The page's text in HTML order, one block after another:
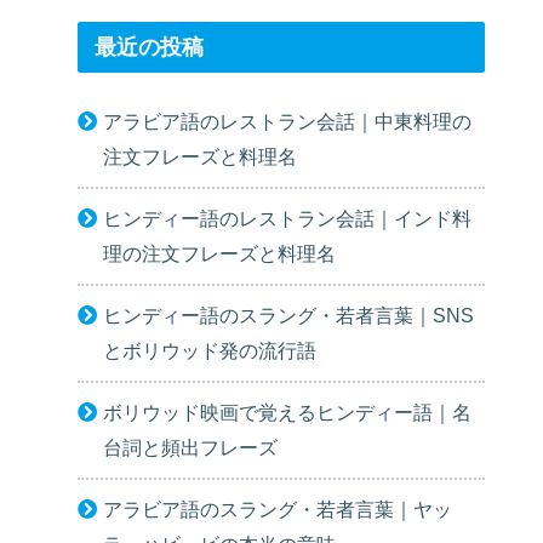
最近の投稿
アラビア語のレストラン会話｜中東料理の
注文フレーズと料理名
ヒンディー語のレストラン会話｜インド料
理の注文フレーズと料理名
ヒンディー語のスラング・若者言葉｜SNS
とボリウッド発の流行語
ボリウッド映画で覚えるヒンディー語｜名
台詞と頻出フレーズ
アラビア語のスラング・若者言葉｜ヤッ